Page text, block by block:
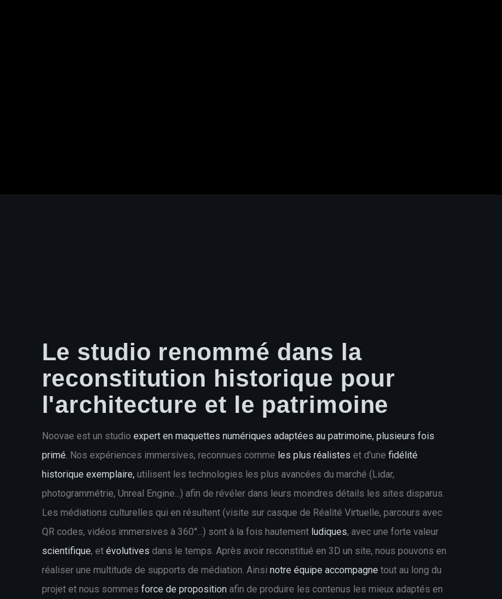
Le studio renommé dans la
reconstitution historique pour
l'architecture et le patrimoine
Noovae est un studio expert en maquettes numériques adaptées au patrimoine, plusieurs fois
primé. Nos expériences immersives, reconnues comme les plus réalistes et d'une fidélité
historique exemplaire, utilisent les technologies les plus avancées du marché (Lidar,
photogrammétrie, Unreal Engine...) afin de révéler dans leurs moindres détails les sites disparus.
Les médiations culturelles qui en résultent (visite sur casque de Réalité Virtuelle, parcours avec
QR codes, vidéos immersives à 360°...) sont à la fois hautement ludiques, avec une forte valeur
scientifique, et évolutives dans le temps. Après avoir reconstitué en 3D un site, nous pouvons en
réaliser une multitude de supports de médiation. Ainsi notre équipe accompagne tout au long du
projet et nous sommes force de propositionafin de produire les contenus les mieux adaptés en